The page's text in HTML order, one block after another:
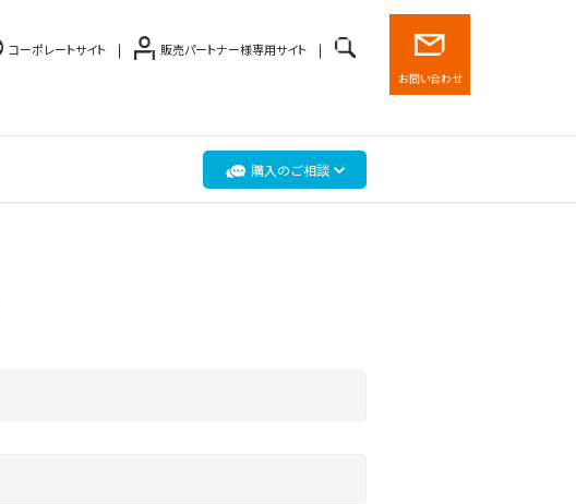
コーポレートサイト 販売パートナー様専用サイト
お問い合わせ
購入のご相談